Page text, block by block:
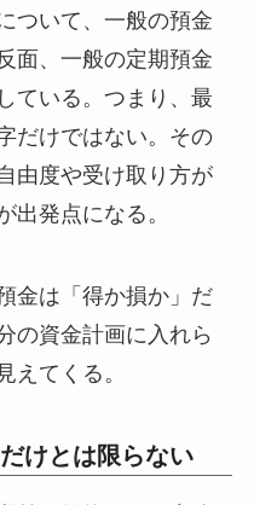
ついて、一般の預金
面、一般の定期預金
ている。つまり、最
だけではない。その
由度や受け取り方が
出発点になる。
金は「得か損か」だ
の資金計画に入れら
えてくる。
けとは限らない